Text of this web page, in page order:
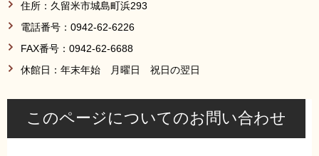
住所：久留米市城島町浜293
電話番号：0942-62-6226
FAX番号：0942-62-6688
休館日：年末年始 月曜日 祝日の翌日
このページについてのお問い合わせ